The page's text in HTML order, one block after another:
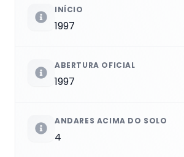
INÍCIO
1997
ABERTURA OFICIAL
1997
ANDARES ACIMA DO SOLO
4